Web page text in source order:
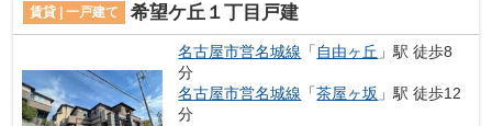
賃貸 | 一戸建て 希望ケ丘１丁目戸建
名古屋市営名城線 「自由ヶ丘 」駅 徒歩8
分
名古屋市営名城線 「茶屋ヶ坂 」駅 徒歩12
分